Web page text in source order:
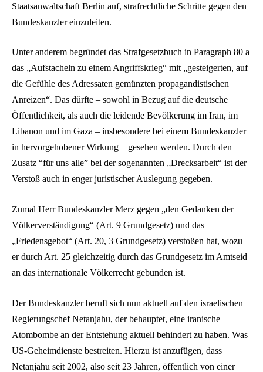
Staatsanwaltschaft Berlin auf, strafrechtliche Schritte gegen den
Bundeskanzler einzuleiten.
Unter anderem begründet das Strafgesetzbuch in Paragraph 80 a
das „Aufstacheln zu einem Angriffskrieg“ mit „gesteigerten, auf
die Gefühle des Adressaten gemünzten propagandistischen
Anreizen“. Das dürfte – sowohl in Bezug auf die deutsche
Öffentlichkeit, als auch die leidende Bevölkerung im Iran, im
Libanon und im Gaza – insbesondere bei einem Bundeskanzler
in hervorgehobener Wirkung – gesehen werden. Durch den
Zusatz “für uns alle” bei der sogenannten „Drecksarbeit“ ist der
Verstoß auch in enger juristischer Auslegung gegeben.
Zumal Herr Bundeskanzler Merz gegen „den Gedanken der
Völkerverständigung“ (Art. 9 Grundgesetz) und das
„Friedensgebot“ (Art. 20, 3 Grundgesetz) verstoßen hat, wozu
er durch Art. 25 gleichzeitig durch das Grundgesetz im Amtseid
an das internationale Völkerrecht gebunden ist.
Der Bundeskanzler beruft sich nun aktuell auf den israelischen
Regierungschef Netanjahu, der behauptet, eine iranische
Atombombe an der Entstehung aktuell behindert zu haben. Was
US-Geheimdienste bestreiten. Hierzu ist anzufügen, dass
Netanjahu seit 2002, also seit 23 Jahren, öffentlich von einer